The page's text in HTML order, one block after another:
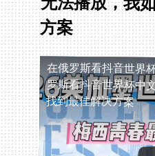
方案
在俄罗斯看抖音世界
找到最佳解决方案